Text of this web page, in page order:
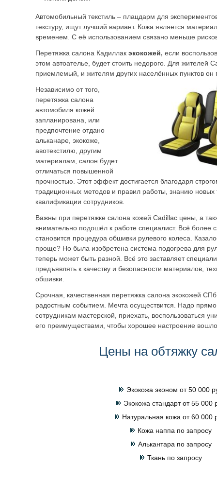
Автомобильный текстиль – плацдарм для
текстуру, ищут лучший вариант. Кожа является
временем. С её использованием связано меньше
Перетяжка салона Кадиллак экокожей, если
этом автоателье, будет стоить недорого. Для жителей
приемлемый, и жителям других населённых пунктов он
Независимо от того,
перетяжка салона
автомобиля кожей
запланирована, или
предпочтение отдано
альканаре, экокоже,
авотекстилю, другим
материалам, салон будет
отличаться повышенной
прочностью. Этот эффект достигается благодаря
традиционных методов и правил работы, знанию новых
квалификации сотрудников.
Важны при перетяжке салона кожей Cadillac цены, а
внимательно подошёл к работе специалист. Всё более
становится процедура обшивки рулевого колеса.
проще? Но была изобретена система подогрева для
теперь может быть разной. Всё это заставляет
предъявлять к качеству и безопасности материалов,
обшивки.
Срочная, качественная перетяжка салона экокожей
радостным событием. Мечта осуществится. Надо прямо
сотрудникам мастерской, приехать, воспользоваться
его преимуществами, чтобы хорошее настроение
Цены на обтяжку
Экокожа эконом от 50 000
Экокожа стандарт от 55 000
Натуральная кожа от 60 000
Кожа наппа по запросу
Алькантара по запросу
Ткань по запросу